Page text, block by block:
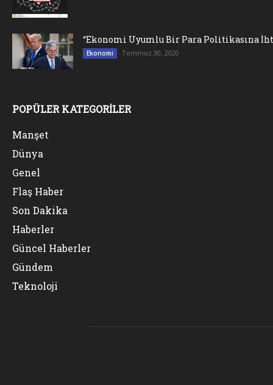
“Ekonomi Uyumlu Bir Para Politikasına
Ekonomi Temmuz 30, 2020
POPÜLER KATEGORİLER
Manşet
Dünya
Genel
Flaş Haber
Son Dakika
Haberler
Güncel Haberler
Gündem
Teknoloji